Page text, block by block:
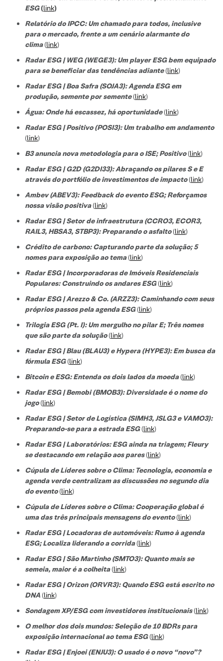
ESG(link)
Relatório do IPCC: Um chamado para todos, inclusive
para o mercado, frente a um cenário alarmante do
clima(link)
Radar ESG | WEG (WEGE3): Um player ESG bem equipado
para se beneficiar das tendências adiante(link)
Radar ESG | Boa Safra (SOJA3): Agenda ESG em
produção, semente por semente(link)
Água: Onde há escassez, há oportunidade(link)
Radar ESG | Positivo (POSI3): Um trabalho em andamento
(link)
B3 anuncia nova metodologia para o ISE; Positivo(link)
Radar ESG | G2D (G2DI33): Abraçando os pilares S e E
através do portfólio de investimentos de impacto(link)
Ambev (ABEV3): Feedback do evento ESG; Reforçamos
nossa visão positiva(link)
Radar ESG | Setor de infraestrutura (CCRO3, ECOR3,
RAIL3, HBSA3, STBP3): Preparando o asfalto(link)
Crédito de carbono: Capturando parte da solução; 5
nomes para exposição ao tema(link)
Radar ESG | Incorporadoras de Imóveis Residenciais
Populares: Construindo os andares ESG(link)
Radar ESG | Arezzo & Co. (ARZZ3): Caminhando com seus
próprios passos pela agenda ESG(link)
Trilogia ESG (Pt. I): Um mergulho no pilar E; Três nomes
que são parte da solução(link)
Radar ESG | Blau (BLAU3) e Hypera (HYPE3): Em busca da
fórmula ESG(link)
Bitcoin e ESG: Entenda os dois lados da moeda(link)
Radar ESG | Bemobi (BMOB3): Diversidade é o nome do
jogo(link)
Radar ESG | Setor de Logística (SIMH3, JSLG3 e VAMO3):
Preparando-se para a estrada ESG(link)
Radar ESG | Laboratórios: ESG ainda na triagem; Fleury
se destacando em relação aos pares(link)
Cúpula de Líderes sobre o Clima: Tecnologia, economia e
agenda verde centralizam as discussões no segundo dia
do evento(link)
Cúpula de Líderes sobre o Clima: Cooperação global é
uma das três principais mensagens do evento(link)
Radar ESG | Locadoras de automóveis: Rumo à agenda
ESG; Localiza liderando a corrida(link)
Radar ESG | São Martinho (SMTO3): Quanto mais se
semeia, maior é a colheita(link)
Radar ESG | Orizon (ORVR3): Quando ESG está escrito no
DNA(link)
Sondagem XP/ESG com investidores institucionais(link)
O melhor dos dois mundos: Seleção de 10 BDRs para
exposição internacional ao tema ESG(link)
Radar ESG | Enjoei (ENJU3): O usado é o novo “novo”?